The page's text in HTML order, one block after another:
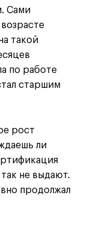
Сами
такой
по работе
старшим
рост
ли
не выдают.
продолжал